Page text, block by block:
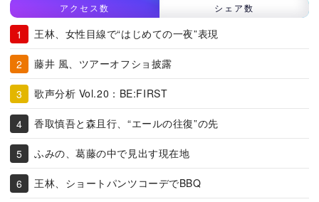
アクセス数 シェア数
王林、女性目線で“はじめての一夜”表現
藤井 風、ツアーオフショ披露
歌声分析 Vol.20：BE:FIRST
香取慎吾と森且行、“エールの往復”の先
ふみの、葛藤の中で見出す現在地
王林、ショートパンツコーデでBBQ